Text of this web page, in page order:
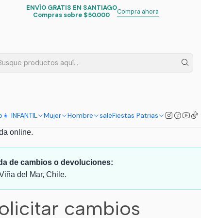
👧 INFANTIL Mujer Hombre saleFiestas Patrias
ENVÍO GRATIS EN SANTIAGO
Compras sobre $50.000
Compra ahora
Política de Reembolso y Cambios Actualizada
política explica las condiciones generales para
online.
de cambios o devoluciones:
del Mar, Chile.
cambios